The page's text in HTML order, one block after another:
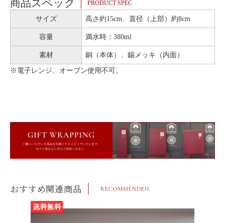
商品スペック PRODUCT SPEC
サイズ 高さ約15cm、直径（上部）約8cm
容量 満水時：380ml
素材 銅（本体）、錫メッキ（内面）
※電子レンジ、オーブン使用不可。
おすすめ関連商品